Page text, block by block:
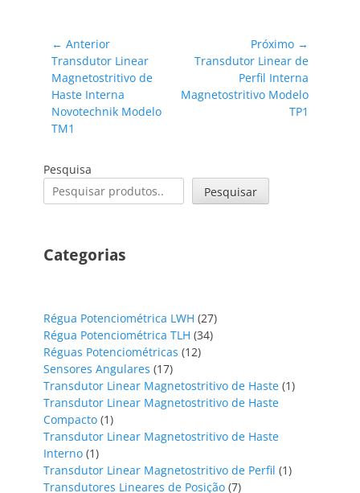
Navegação
de
Post
← Anterior
Post
anterior:
Transdutor Linear
Magnetostritivo de
Haste Interna
Novotechnik Modelo
TM1
Próximo →
Próximo
Transdutor Linear de
Perfil Interna
Magnetostritivo Modelo
TP1
Pesquisa
Pesquisar
Categorias
Régua Potenciométrica LWH 2727
Régua Potenciométrica TLH 3434
Réguas Potenciométricas 1212
Sensores Angulares 1717
produtos
Transdutor Linear Magnetostritivo de Haste 11
Transdutor Linear Magnetostritivo de Haste
Compacto 11
produto
Transdutor Linear Magnetostritivo de Haste
Interno 11
produto
Transdutor Linear Magnetostritivo de Perfil 11
Transdutores Lineares de Posição 77